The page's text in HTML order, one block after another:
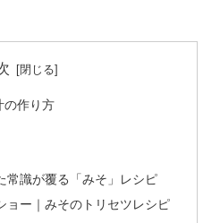
の作り方
常識が覆る「みそ」レシピ
ョー｜みそのトリセツレシピ